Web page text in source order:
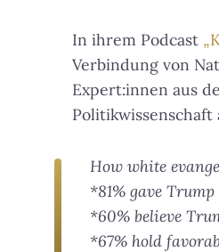
In ihrem Podcast
Verbindung von
Expert:innen aus
Politikwissenschaft
How white
*81% gave
*60% believe
*67% hold